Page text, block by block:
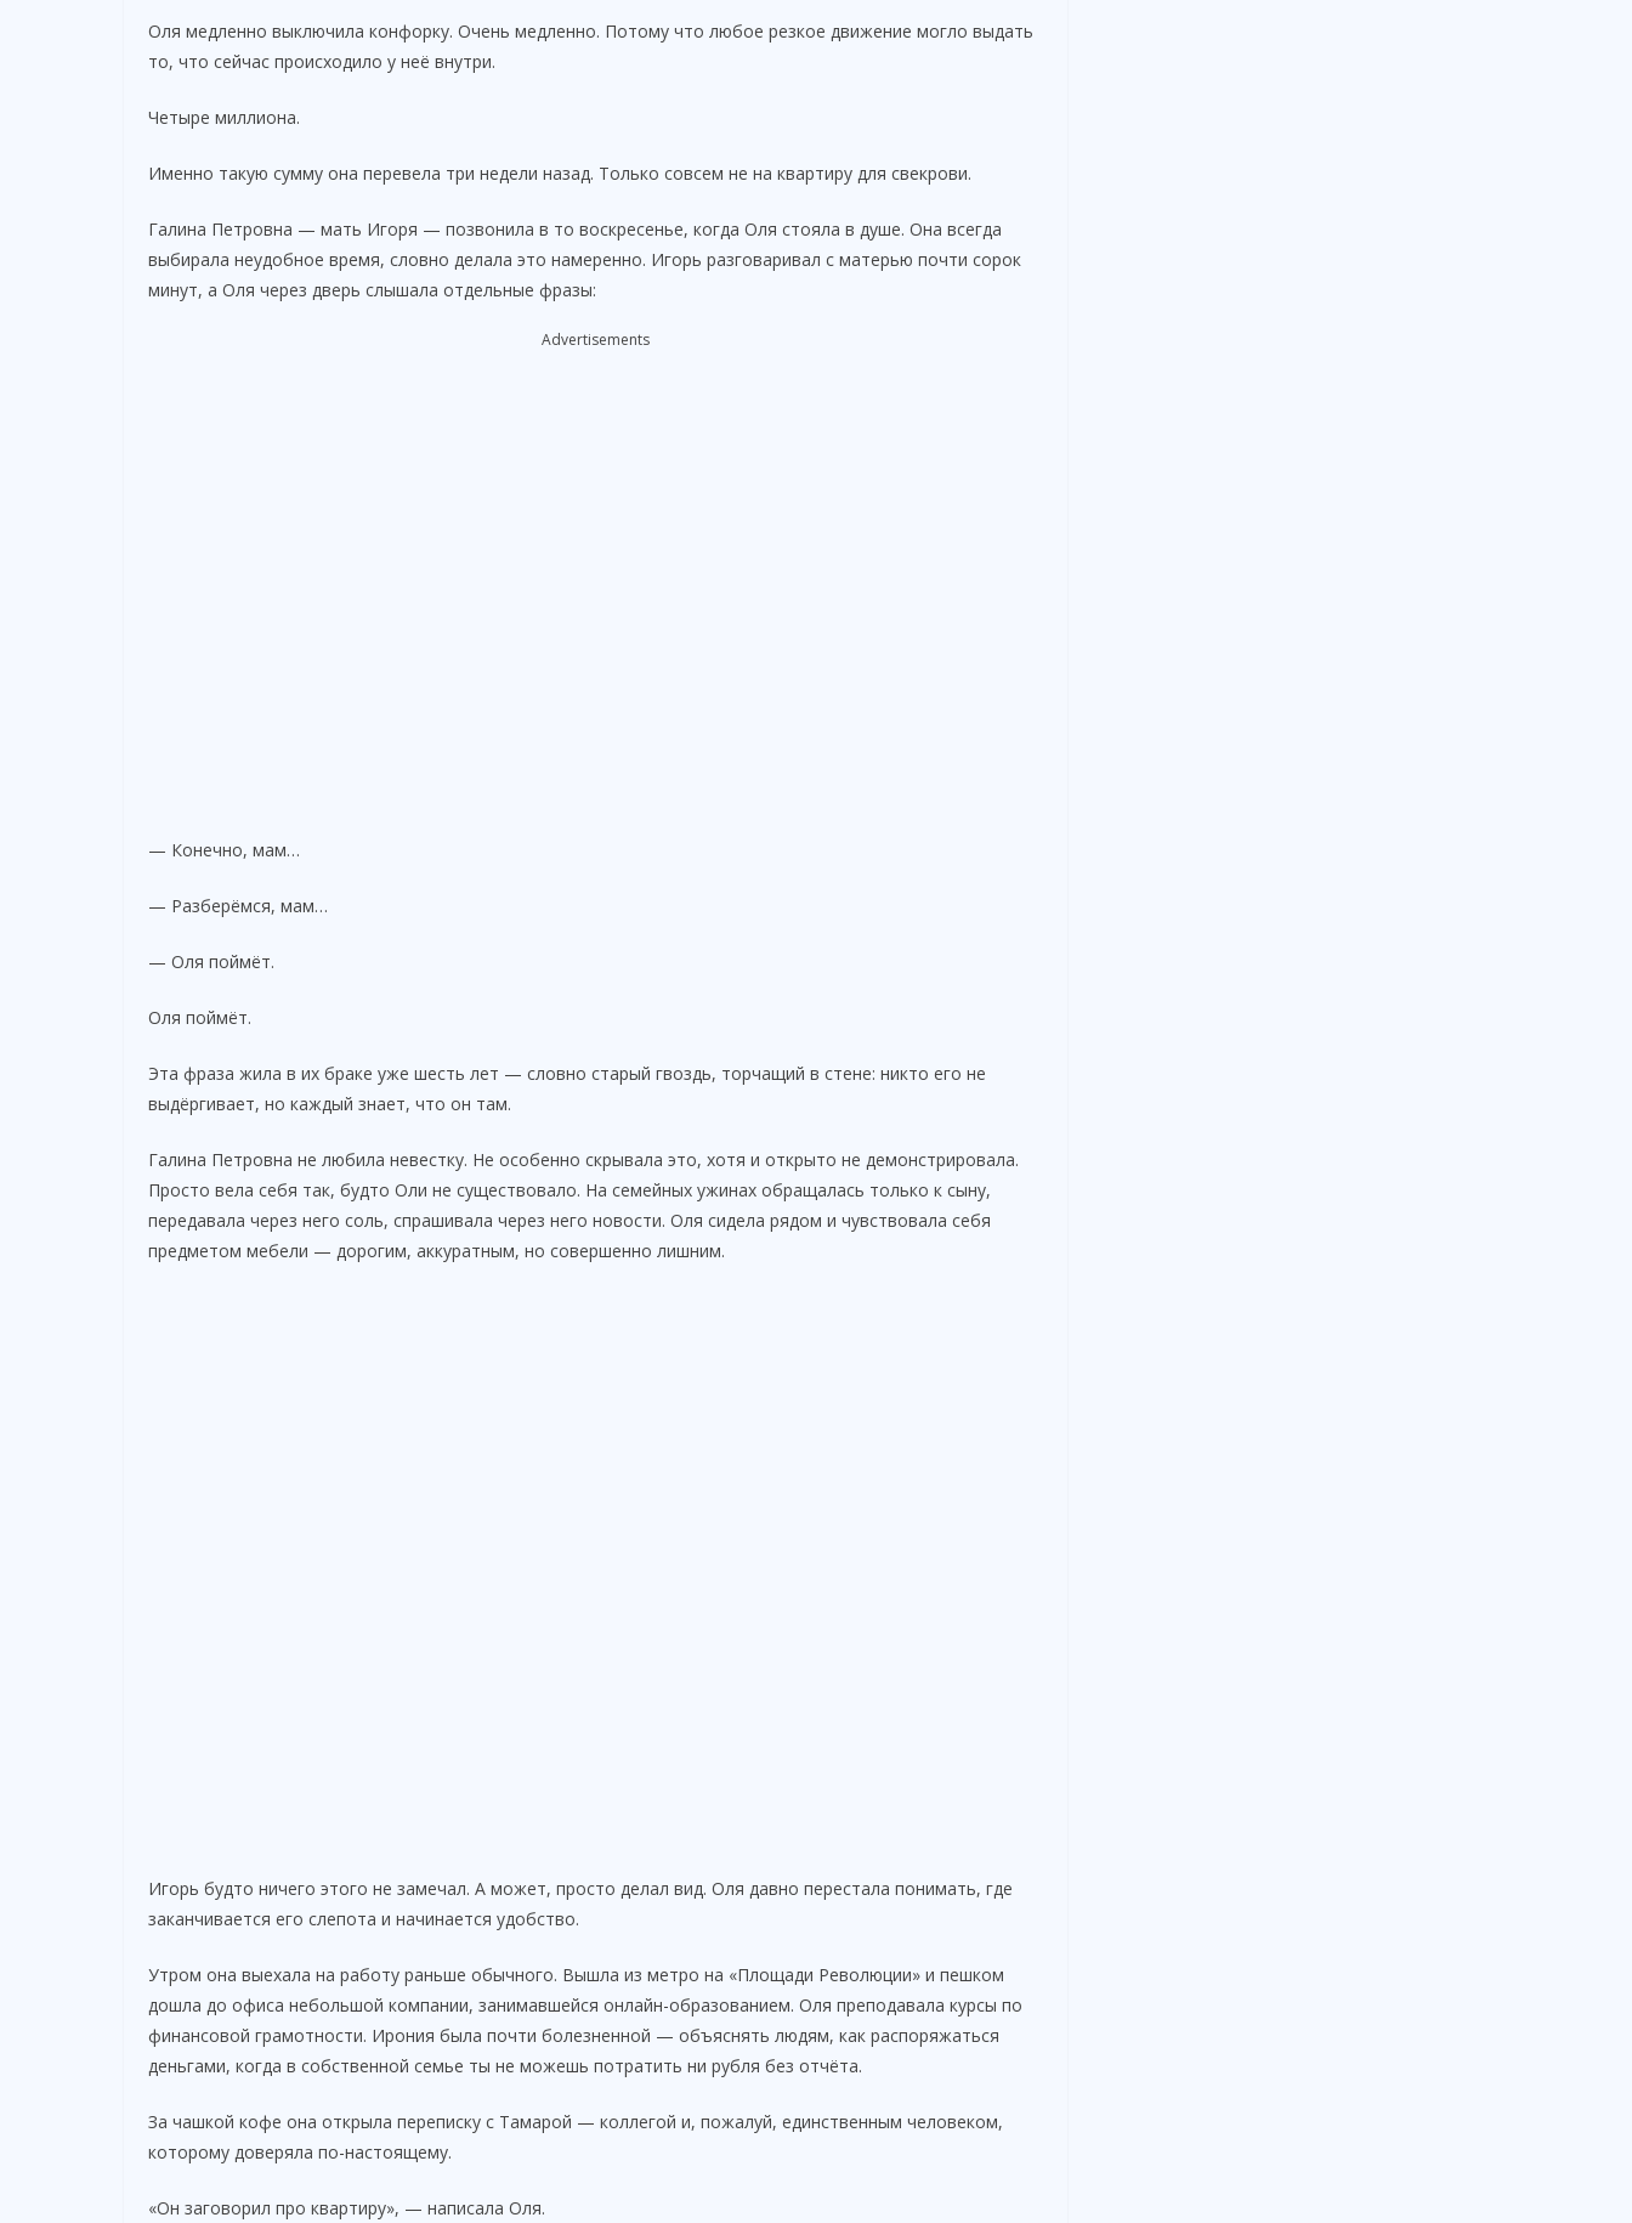
Оля медленно выключила конфорку. Очень медленно. Потому что любое резкое движение могло выдать
то, что сейчас происходило у неё внутри.
Четыре миллиона.
Именно такую сумму она перевела три недели назад. Только совсем не на квартиру для свекрови.
Галина Петровна — мать Игоря — позвонила в то воскресенье, когда Оля стояла в душе. Она всегда
выбирала неудобное время, словно делала это намеренно. Игорь разговаривал с матерью почти сорок
минут, а Оля через дверь слышала отдельные фразы:
Advertisements
— Конечно, мам…
— Разберёмся, мам…
— Оля поймёт.
Оля поймёт.
Эта фраза жила в их браке уже шесть лет — словно старый гвоздь, торчащий в стене: никто его не
выдёргивает, но каждый знает, что он там.
Галина Петровна не любила невестку. Не особенно скрывала это, хотя и открыто не демонстрировала.
Просто вела себя так, будто Оли не существовало. На семейных ужинах обращалась только к сыну,
передавала через него соль, спрашивала через него новости. Оля сидела рядом и чувствовала себя
предметом мебели — дорогим, аккуратным, но совершенно лишним.
Игорь будто ничего этого не замечал. А может, просто делал вид. Оля давно перестала понимать, где
заканчивается его слепота и начинается удобство.
Утром она выехала на работу раньше обычного. Вышла из метро на «Площади Революции» и пешком
дошла до офиса небольшой компании, занимавшейся онлайн-образованием. Оля преподавала курсы по
финансовой грамотности. Ирония была почти болезненной — объяснять людям, как распоряжаться
деньгами, когда в собственной семье ты не можешь потратить ни рубля без отчёта.
За чашкой кофе она открыла переписку с Тамарой — коллегой и, пожалуй, единственным человеком,
которому доверяла по-настоящему.
«Он заговорил про квартиру», — написала Оля.